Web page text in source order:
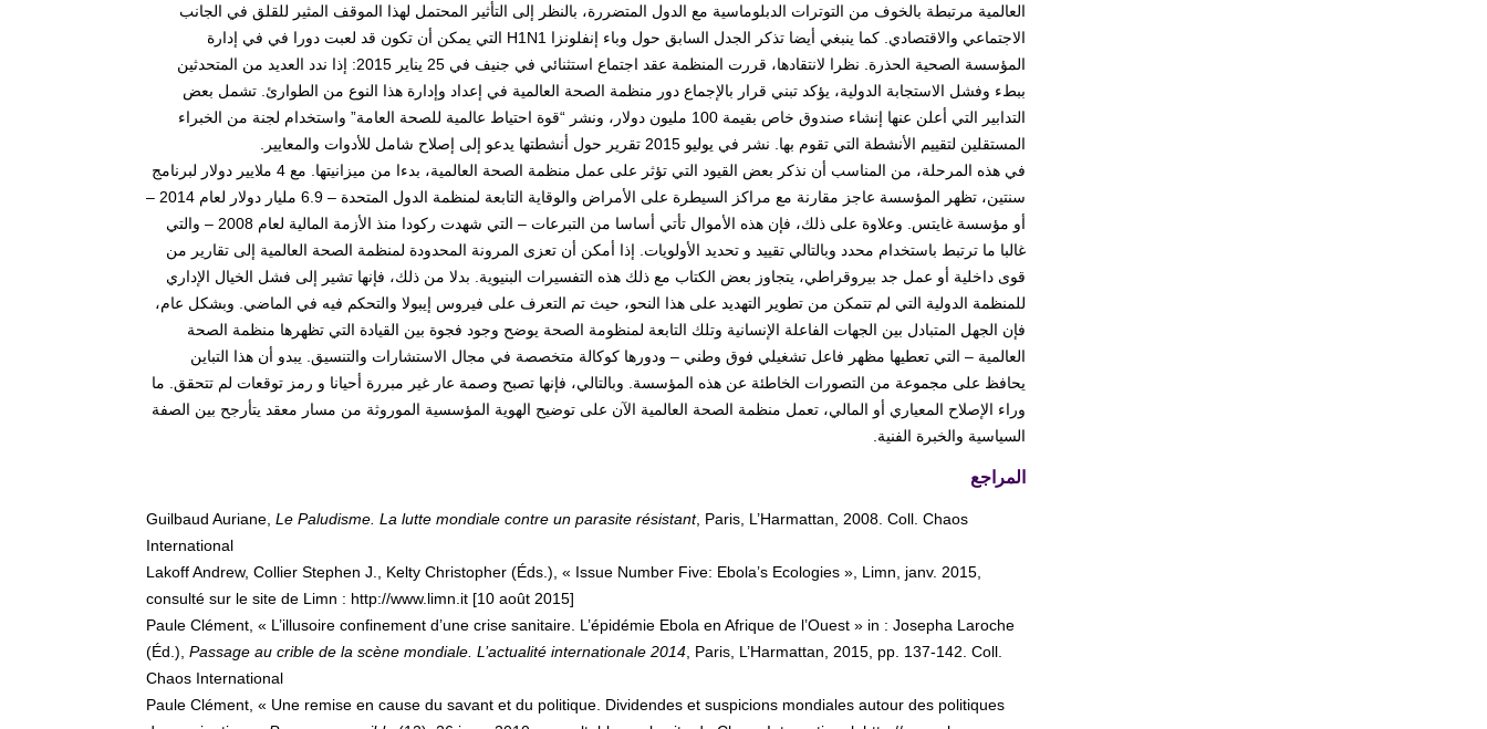
العالمية مرتبطة بالخوف من التوترات الدبلوماسية مع الدول المتضررة، بالنظر إلى التأثير المحتمل لهذا الموقف المثير للقلق في الجانب
الاجتماعي والاقتصادي. كما ينبغي أيضا تذكر الجدل السابق حول وباء إنفلونزا H1N1 التي يمكن أن تكون قد لعبت دورا في في إدارة
المؤسسة الصحية الحذرة. نظرا لانتقادها، قررت المنظمة عقد اجتماع استثنائي في جنيف في 25 يناير 2015: إذا ندد العديد من المتحدثين
ببطء وفشل الاستجابة الدولية، يؤكد تبني قرار بالإجماع دور منظمة الصحة العالمية في إعداد وإدارة هذا النوع من الطوارئ. تشمل بعض
التدابير التي أعلن عنها إنشاء صندوق خاص بقيمة 100 مليون دولار، ونشر “قوة احتياط عالمية للصحة العامة” واستخدام لجنة من الخبراء
المستقلين لتقييم الأنشطة التي تقوم بها. نشر في يوليو 2015 تقرير حول أنشطتها يدعو إلى إصلاح شامل للأدوات والمعايير.
في هذه المرحلة، من المناسب أن نذكر بعض القيود التي تؤثر على عمل منظمة الصحة العالمية، بدءا من ميزانيتها. مع 4 ملايير دولار لبرنامج
سنتين، تظهر المؤسسة عاجز مقارنة مع مراكز السيطرة على الأمراض والوقاية التابعة لمنظمة الدول المتحدة – 6.9 مليار دولار لعام 2014 –
أو مؤسسة غايتس. وعلاوة على ذلك، فإن هذه الأموال تأتي أساسا من التبرعات – التي شهدت ركودا منذ الأزمة المالية لعام 2008 – والتي
غالبا ما ترتبط باستخدام محدد وبالتالي تقييد و تحديد الأولويات. إذا أمكن أن تعزى المرونة المحدودة لمنظمة الصحة العالمية إلى تقارير من
قوى داخلية أو عمل جد بيروقراطي، يتجاوز بعض الكتاب مع ذلك هذه التفسيرات البنيوية. بدلا من ذلك، فإنها تشير إلى فشل الخيال الإداري
للمنظمة الدولية التي لم تتمكن من تطوير التهديد على هذا النحو، حيث تم التعرف على فيروس إيبولا والتحكم فيه في الماضي. وبشكل عام،
فإن الجهل المتبادل بين الجهات الفاعلة الإنسانية وتلك التابعة لمنظومة الصحة يوضح وجود فجوة بين القيادة التي تظهرها منظمة الصحة
العالمية – التي تعطيها مظهر فاعل تشغيلي فوق وطني – ودورها كوكالة متخصصة في مجال الاستشارات والتنسيق. يبدو أن هذا التباين
يحافظ على مجموعة من التصورات الخاطئة عن هذه المؤسسة. وبالتالي، فإنها تصبح وصمة عار غير مبررة أحيانا و رمز توقعات لم تتحقق. ما
وراء الإصلاح المعياري أو المالي، تعمل منظمة الصحة العالمية الآن على توضيح الهوية المؤسسية الموروثة من مسار معقد يتأرجح بين الصفة
السياسية والخبرة الفنية.
المراجع
Guilbaud Auriane, Le Paludisme. La lutte mondiale contre un parasite résistant, Paris, L’Harmattan, 2008. Coll. Chaos
International
Lakoff Andrew, Collier Stephen J., Kelty Christopher (Éds.), « Issue Number Five: Ebola’s Ecologies », Limn, janv. 2015,
consulté sur le site de Limn : http://www.limn.it [10 août 2015]
Paule Clément, « L’illusoire confinement d’une crise sanitaire. L’épidémie Ebola en Afrique de l’Ouest » in : Josepha Laroche
(Éd.), Passage au crible de la scène mondiale. L’actualité internationale 2014 , Paris, L’Harmattan, 2015, pp. 137-142. Coll.
Chaos International
Paule Clément, « Une remise en cause du savant et du politique. Dividendes et suspicions mondiales autour des politiques